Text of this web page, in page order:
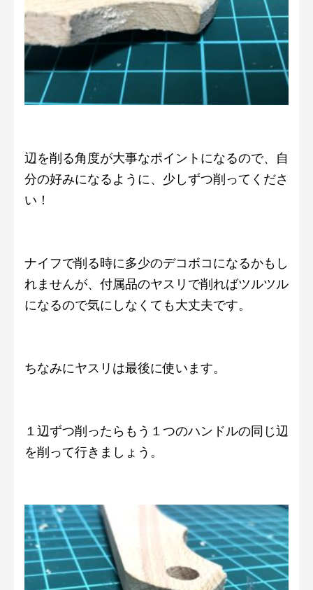
辺を削る角度が大事なポイントになるので、自
分の好みになるように、少しずつ削ってくださ
い！
ナイフで削る時に多少のデコボコになるかもし
れませんが、付属品のヤスリで削ればツルツル
になるので気にしなくても大丈夫です。
ちなみにヤスリは最後に使います。
１辺ずつ削ったらもう１つのハンドルの同じ辺
を削って行きましょう。